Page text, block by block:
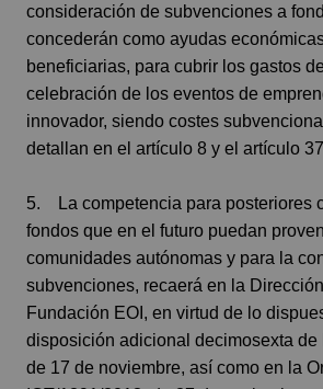
consideración de subvenciones a
concederán como ayudas
beneficiarias, para cubrir los gastos
celebración de los eventos de
innovador, siendo costes
detallan en el artículo 8 y el artículo
5. La competencia para posteriores
fondos que en el futuro puedan
comunidades autónomas y para la
subvenciones, recaerá en la
Fundación EOI, en virtud de lo
disposición adicional decimosexta de
de 17 de noviembre, así como en la